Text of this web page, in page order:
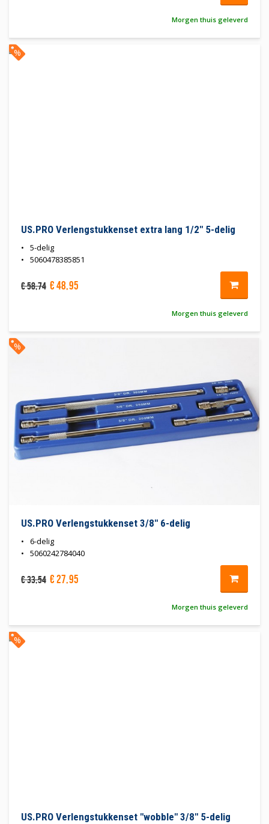
Morgen thuis geleverd
US.PRO Verlengstukkenset extra lang 1/2" 5-delig
5-delig
5060478385851
€58,74 €48,95
Morgen thuis geleverd
%
US.PRO Verlengstukkenset 3/8" 6-delig
6-delig
5060242784040
€33,54 €27,95
Morgen thuis geleverd
%
US.PRO Verlengstukkenset "wobble" 3/8" 5-delig
%